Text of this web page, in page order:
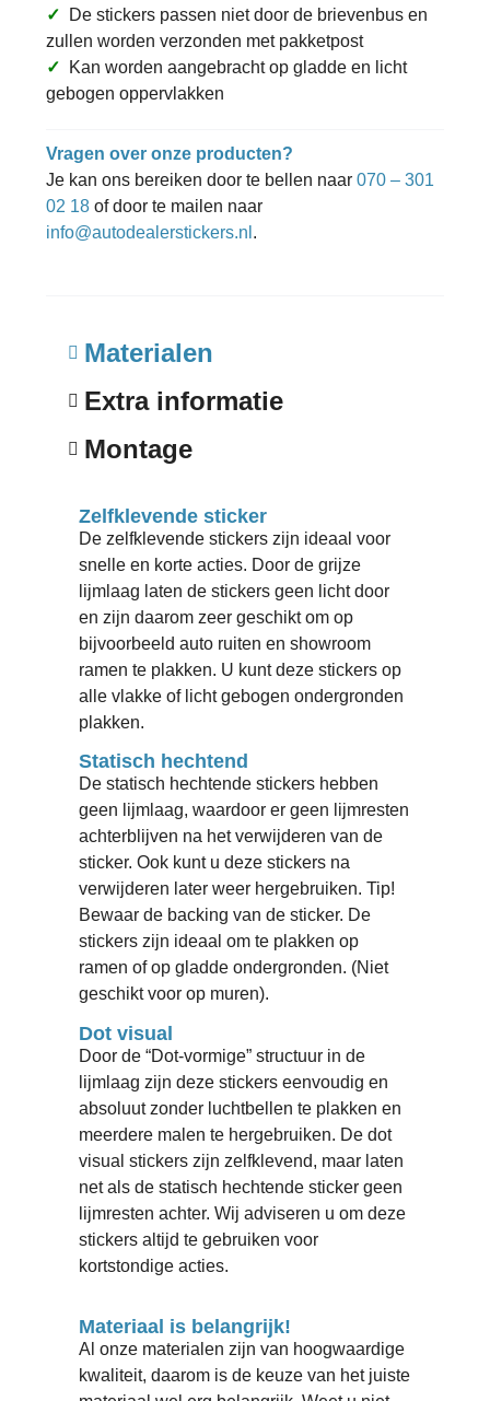
✓ De stickers passen niet door de brievenbus en
zullen worden verzonden met pakketpost
✓ Kan worden aangebracht op gladde en licht
gebogen oppervlakken
Vragen over onze producten?
Je kan ons bereiken door te bellen naar 070 – 301
02 18 of door te mailen naar
info@autodealerstickers.nl .
Materialen
Extra informatie
Montage
Zelfklevende sticker
De zelfklevende stickers zijn ideaal voor
snelle en korte acties. Door de grijze
lijmlaag laten de stickers geen licht door
en zijn daarom zeer geschikt om op
bijvoorbeeld auto ruiten en showroom
ramen te plakken. U kunt deze stickers op
alle vlakke of licht gebogen ondergronden
plakken.
Statisch hechtend
De statisch hechtende stickers hebben
geen lijmlaag, waardoor er geen lijmresten
achterblijven na het verwijderen van de
sticker. Ook kunt u deze stickers na
verwijderen later weer hergebruiken. Tip!
Bewaar de backing van de sticker. De
stickers zijn ideaal om te plakken op
ramen of op gladde ondergronden. (Niet
geschikt voor op muren).
Dot visual
Door de “Dot-vormige” structuur in de
lijmlaag zijn deze stickers eenvoudig en
absoluut zonder luchtbellen te plakken en
meerdere malen te hergebruiken. De dot
visual stickers zijn zelfklevend, maar laten
net als de statisch hechtende sticker geen
lijmresten achter. Wij adviseren u om deze
stickers altijd te gebruiken voor
kortstondige acties.
Materiaal is belangrijk!
Al onze materialen zijn van hoogwaardige
kwaliteit, daarom is de keuze van het juiste